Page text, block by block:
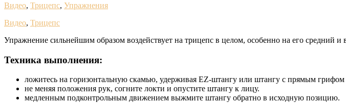
Видео, Трицепс, Упражнения
Видео, Трицепс
Упражнение сильнейшим образом воздействует на трицепс в целом, особенно на его средний и
Техника выполнения:
ложитесь на горизонтальную скамью, удерживая EZ-штангу или штангу с прямым
не меняя положения рук, согните локти и опустите штангу к лицу.
медленным подконтрольным движением выжмите штангу обратно в исходную позицию.